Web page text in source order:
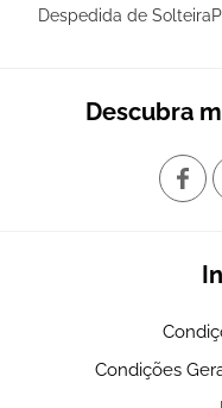
Despedida de
Descubra
Condições